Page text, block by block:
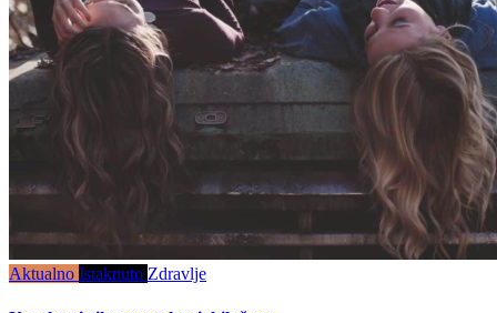
Aktualno Istaknuto Zdravlje